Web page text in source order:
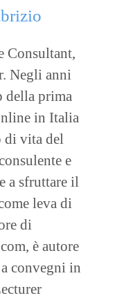
Consultant,
Negli anni
della prima
in Italia
di vita del
e
a sfruttare il
leva di
di
è autore
convegni in